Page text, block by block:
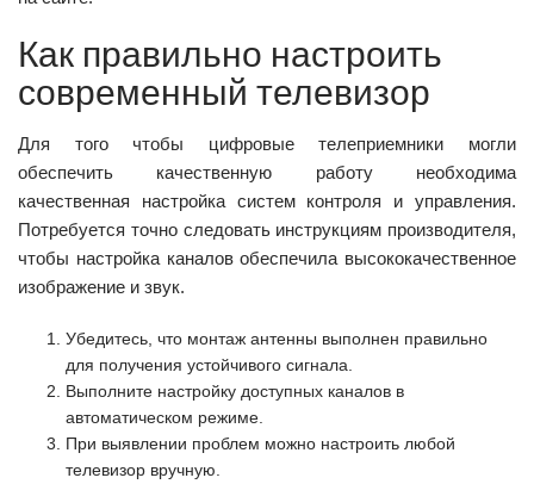
Как правильно настроить
современный телевизор
Для того чтобы цифровые телеприемники могли
обеспечить качественную работу необходима
качественная настройка систем контроля и управления.
Потребуется точно следовать инструкциям производителя,
чтобы настройка каналов обеспечила высококачественное
изображение и звук.
Убедитесь, что монтаж антенны выполнен правильно
для получения устойчивого сигнала.
Выполните настройку доступных каналов в
автоматическом режиме.
При выявлении проблем можно настроить любой
телевизор вручную.